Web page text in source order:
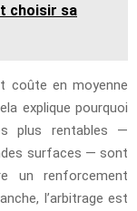
choisir sa
coûte en moyenne
explique pourquoi
plus rentables —
surfaces — sont
un renforcement
l’arbitrage est